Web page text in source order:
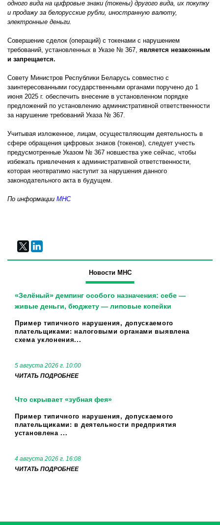
одного вида на цифровые знаки (токены) другого вида, их покупку
и продажу за белорусские рубли, иностранную валюту,
электронные деньги.
Совершение сделок (операций) с токенами с нарушением
требований, установленных в Указе № 367, является незаконным
и запрещается.
Совету Министров Республики Беларусь совместно с
заинтересованными государственными органами поручено до 1
июня 2025 г. обеспечить внесение в установленном порядке
предложений по установлению административной ответственности
за нарушение требований Указа № 367.
Учитывая изложенное, лицам, осуществляющим деятельность в
сфере обращения цифровых знаков (токенов), следует учесть
предусмотренные Указом № 367 новшества уже сейчас, чтобы
избежать привлечения к административной ответственности,
которая неотвратимо наступит за нарушения данного
законодательного акта в будущем.
По информации МНС
Новости МНС
«Зелёный» демпинг особого назначения: себе —
живые деньги, бюджету — липовые копейки
Пример типичного нарушения, допускаемого
плательщиками: налоговыми органами выявлена
схема уклонения...
5 августа 2026 г. 10:00
ЧИТАТЬ ПОДРОБНЕЕ
Что скрывает «зубная фея»
Пример типичного нарушения, допускаемого
плательщиками: в деятельности предприятия
установлена ...
4 августа 2026 г. 16:08
ЧИТАТЬ ПОДРОБНЕЕ